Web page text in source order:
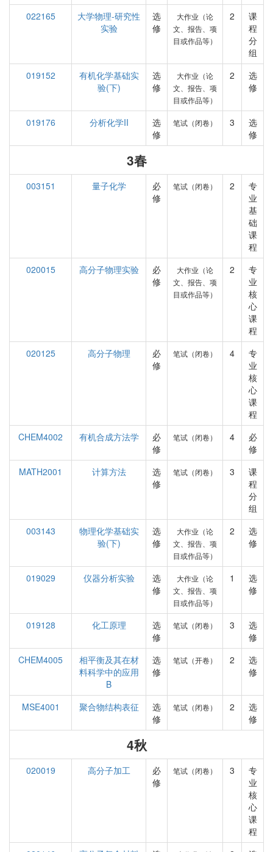
022165
大学物理-研究性
实验
选
修
大作业（论
文、报告、项
目或作品等）
2
课
程
分
组
019152
有机化学基础实
验(下)
选
修
大作业（论
文、报告、项
目或作品等）
2
选
修
019176 分析化学II
选
修
笔试（闭卷） 3
选
修
3春
003151 量子化学
必
修
笔试（闭卷） 2
专
业
基
础
课
程
020015
高分子物理实验
必
修
大作业（论
文、报告、项
目或作品等）
2
专
业
核
心
课
程
020125
高分子物理
必
修
笔试（闭卷） 4
专
业
核
心
课
程
CHEM4002
有机合成方法学
必
修
笔试（闭卷） 4
必
修
MATH2001
计算方法
选
修
笔试（闭卷） 3
课
程
分
组
003143
物理化学基础实
验(下)
选
修
大作业（论
文、报告、项
目或作品等）
2
选
修
019029 仪器分析实验
选
修
大作业（论
文、报告、项
目或作品等）
1
选
修
019128 化工原理
选
修
笔试（闭卷） 3
选
修
CHEM4005
相平衡及其在材
料科学中的应用
B
选
修
笔试（开卷） 2
选
修
MSE4001 聚合物结构表征
选
修
笔试（闭卷） 2
选
修
4秋
020019 高分子加工
必
修
笔试（闭卷） 3
专
业
核
心
课
程